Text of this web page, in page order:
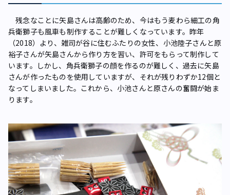
残念なことに矢島さんは高齢のため、今はもう麦わら細工の角
兵衛獅子も風車も制作することが難しくなっています。昨年
（2018）より、雑司が谷に住むふたりの女性、小池陸子さんと原
裕子さんが矢島さんから作り方を習い、許可をもらって制作して
います。しかし、角兵衛獅子の顔を作るのが難しく、過去に矢島
さんが作ったものを使用していますが、それが残りわずか12個と
なってしまいました。これから、小池さんと原さんの奮闘が始ま
ります。